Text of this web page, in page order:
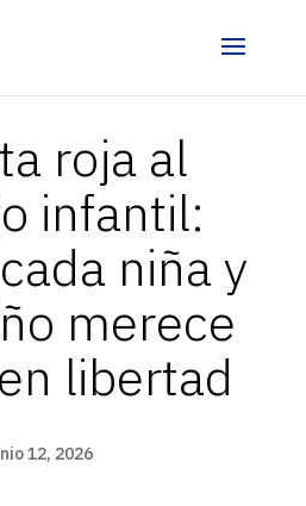
roja al
infantil:
niña y
merece
libertad
12, 2026